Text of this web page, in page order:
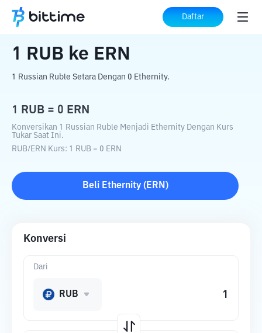
Daftar
Beranda Konverter Kripto ke ERN
1 RUB ke ERN
1 Russian Ruble Setara Dengan 0 Ethernity.
1 RUB = 0 ERN
Konversikan 1 Russian Ruble Menjadi Ethernity Dengan Kurs
Tukar Saat Ini.
RUB/ERN Kurs: 1 RUB = 0 ERN
Beli Ethernity( ERN )
Konversi
Dari
RUB